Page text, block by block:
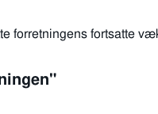
forretningens fortsatte